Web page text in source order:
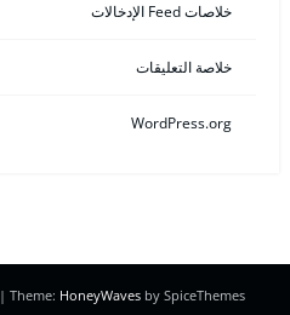
خلاصات Feed الإدخالات
خلاصة التعليقات
WordPress.org
| Theme: HoneyWaves by SpiceThemes